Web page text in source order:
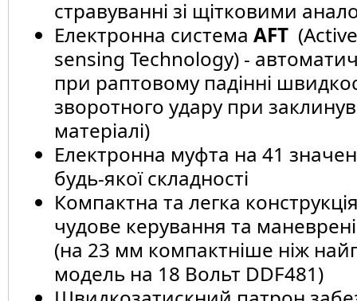
стравуванні зі щітковими
Електронна система AFT
sensing Technology) -
при раптовому падінні
зворотного удару при
матеріалі)
Електронна муфта на 41
будь-якої складності
Компактна та легка
чудове керування та
(на 23 мм компактніше ніж
модель на 18 Вольт DDF481)